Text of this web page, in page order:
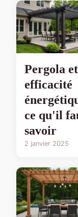
Pergola et
efficacité
ce qu'il
savoir
2 janvier 2025